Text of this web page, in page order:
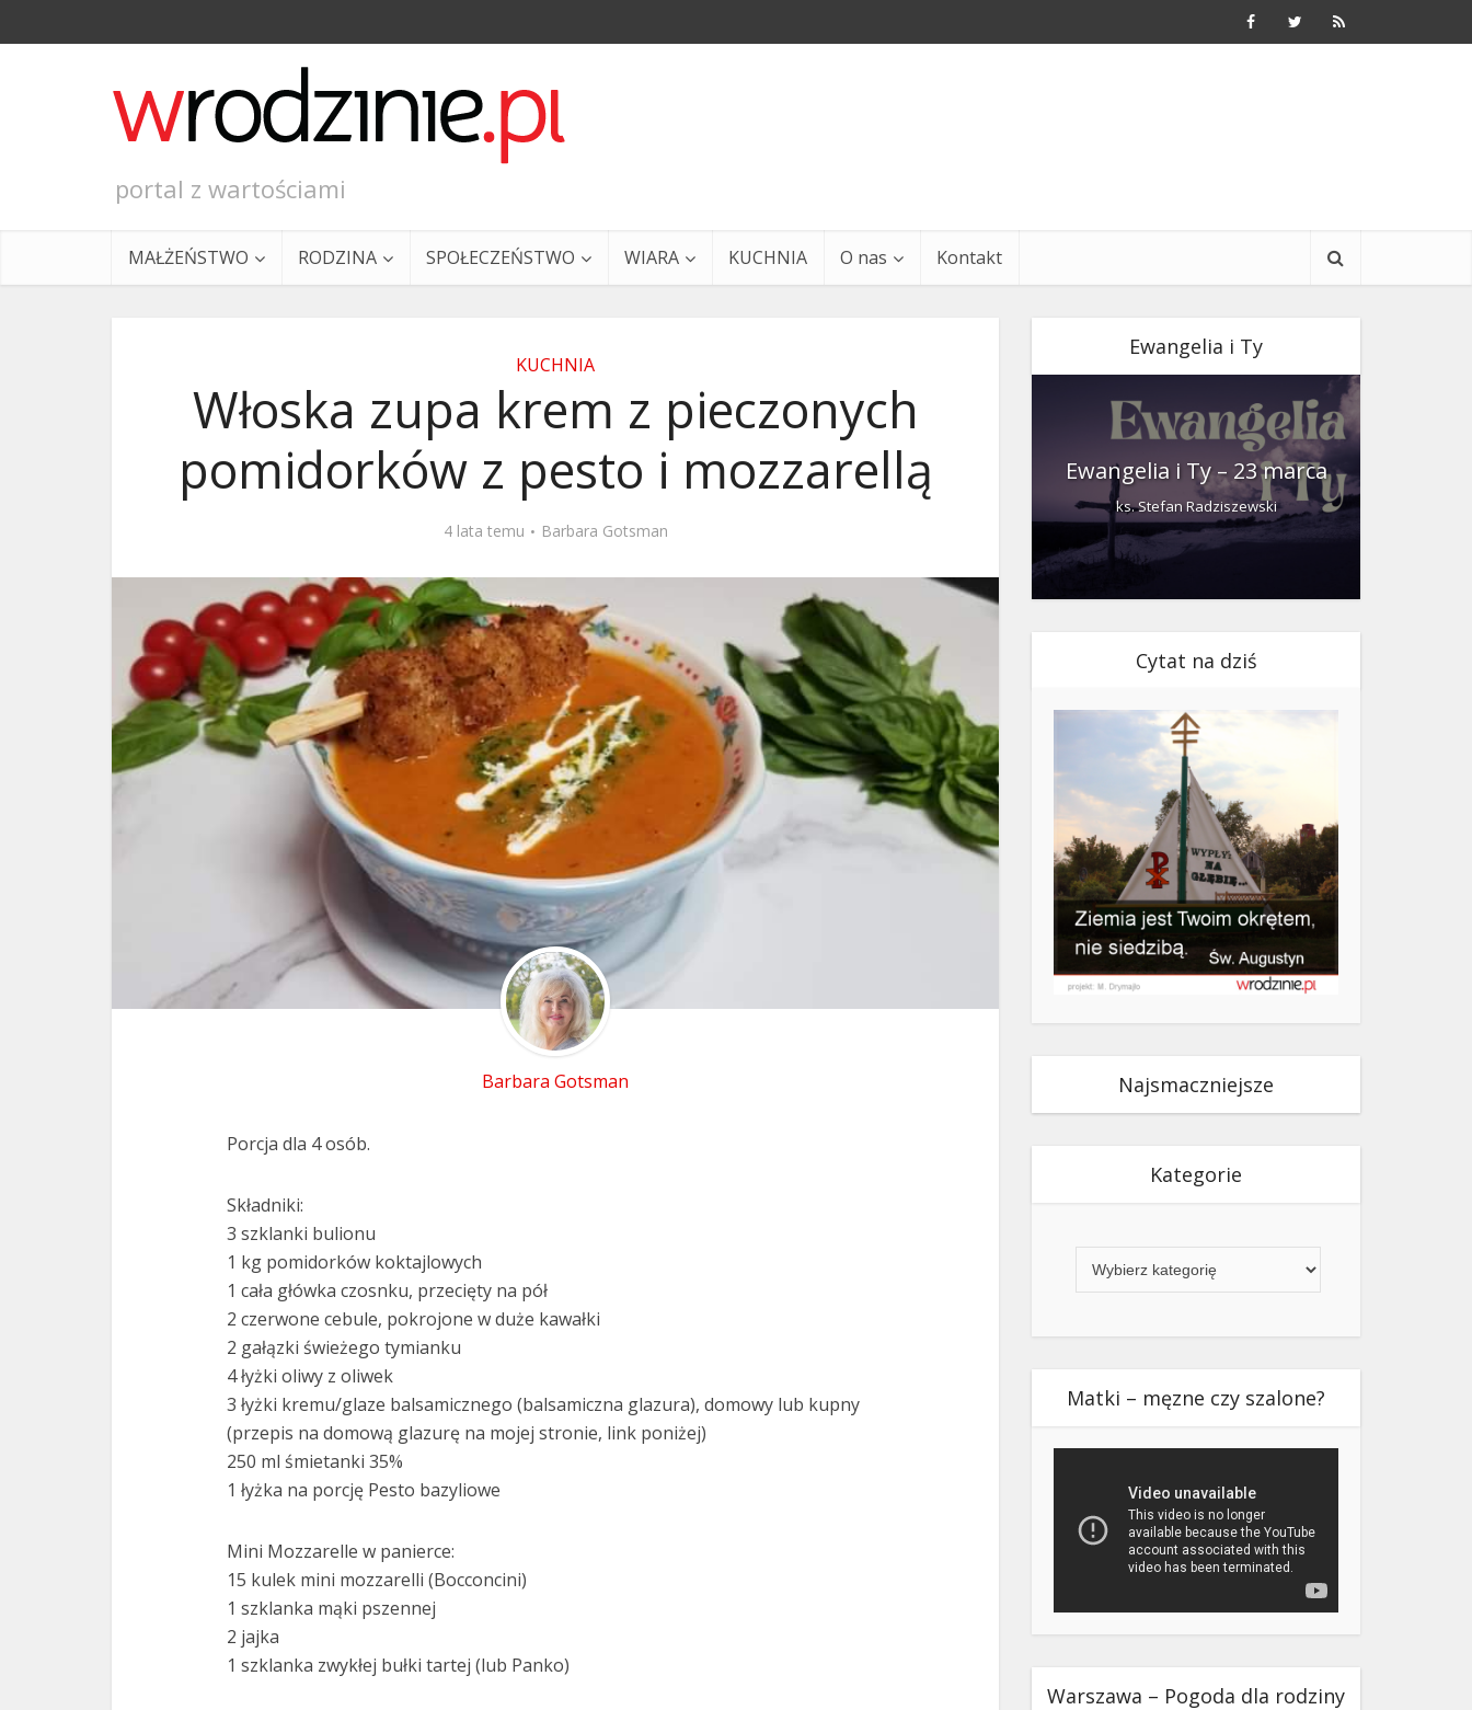
portal z wartościami
MAŁŻEŃSTWO RODZINA SPOŁECZEŃSTWO WIARA KUCHNIA O nas Kontakt
KUCHNIA
Włoska zupa krem z pieczonych
pomidorków z pesto i mozzarellą
4 lata temu Barbara Gotsman
Barbara Gotsman
Porcja dla 4 osób.
Składniki:
3 szklanki bulionu
1 kg pomidorków koktajlowych
1 cała główka czosnku, przecięty na pół
2 czerwone cebule, pokrojone w duże kawałki
2 gałązki świeżego tymianku
4 łyżki oliwy z oliwek
3 łyżki kremu/glaze balsamicznego (balsamiczna glazura), domowy lub kupny
(przepis na domową glazurę na mojej stronie, link poniżej)
250 ml śmietanki 35%
1 łyżka na porcję Pesto bazyliowe
Mini Mozzarelle w panierce:
15 kulek mini mozzarelli (Bocconcini)
1 szklanka mąki pszennej
2 jajka
1 szklanka zwykłej bułki tartej (lub Panko)
Ewangelia i Ty
Ewangelia i Ty – 29 grudnia
ks. Stefan Radziszewski
Ewangelia i Ty – 27 grudnia
ks. Stefan Radziszewski
Ewangelia i Ty – 23 marca
ks. Stefan Radziszewski
Cytat na dziś
Najsmaczniejsze
Kategorie
Matki – męzne czy szalone?
Warszawa – Pogoda dla rodziny